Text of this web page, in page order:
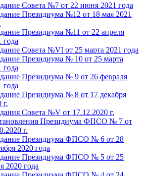
Совета №7 от 22 июня 2021 года
Президиума №12 от 18 мая 2021
Президиума №11 от 22 апреля
года
Совета №VI от 25 марта 2021 года
Президиума № 10 от 25 марта
года
Президиума № 9 от 26 февраля
года
Президиума № 8 от 17 декабря
г.
Совета №V от 17.12.2020 г.
Президиума ФПСО № 7 от
г.
Президиума ФПСО № 6 от 28
2020 года
Президиума ФПСО № 5 от 25
2020 года